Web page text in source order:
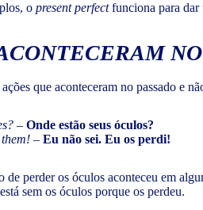
o present perfectfunciona para dar
que aconteceram no passado e
– Onde estão seus óculos?
them! – Eu não sei. Eu os perdi!
de perder os óculos aconteceu em
sem os óculos porque os perdeu.